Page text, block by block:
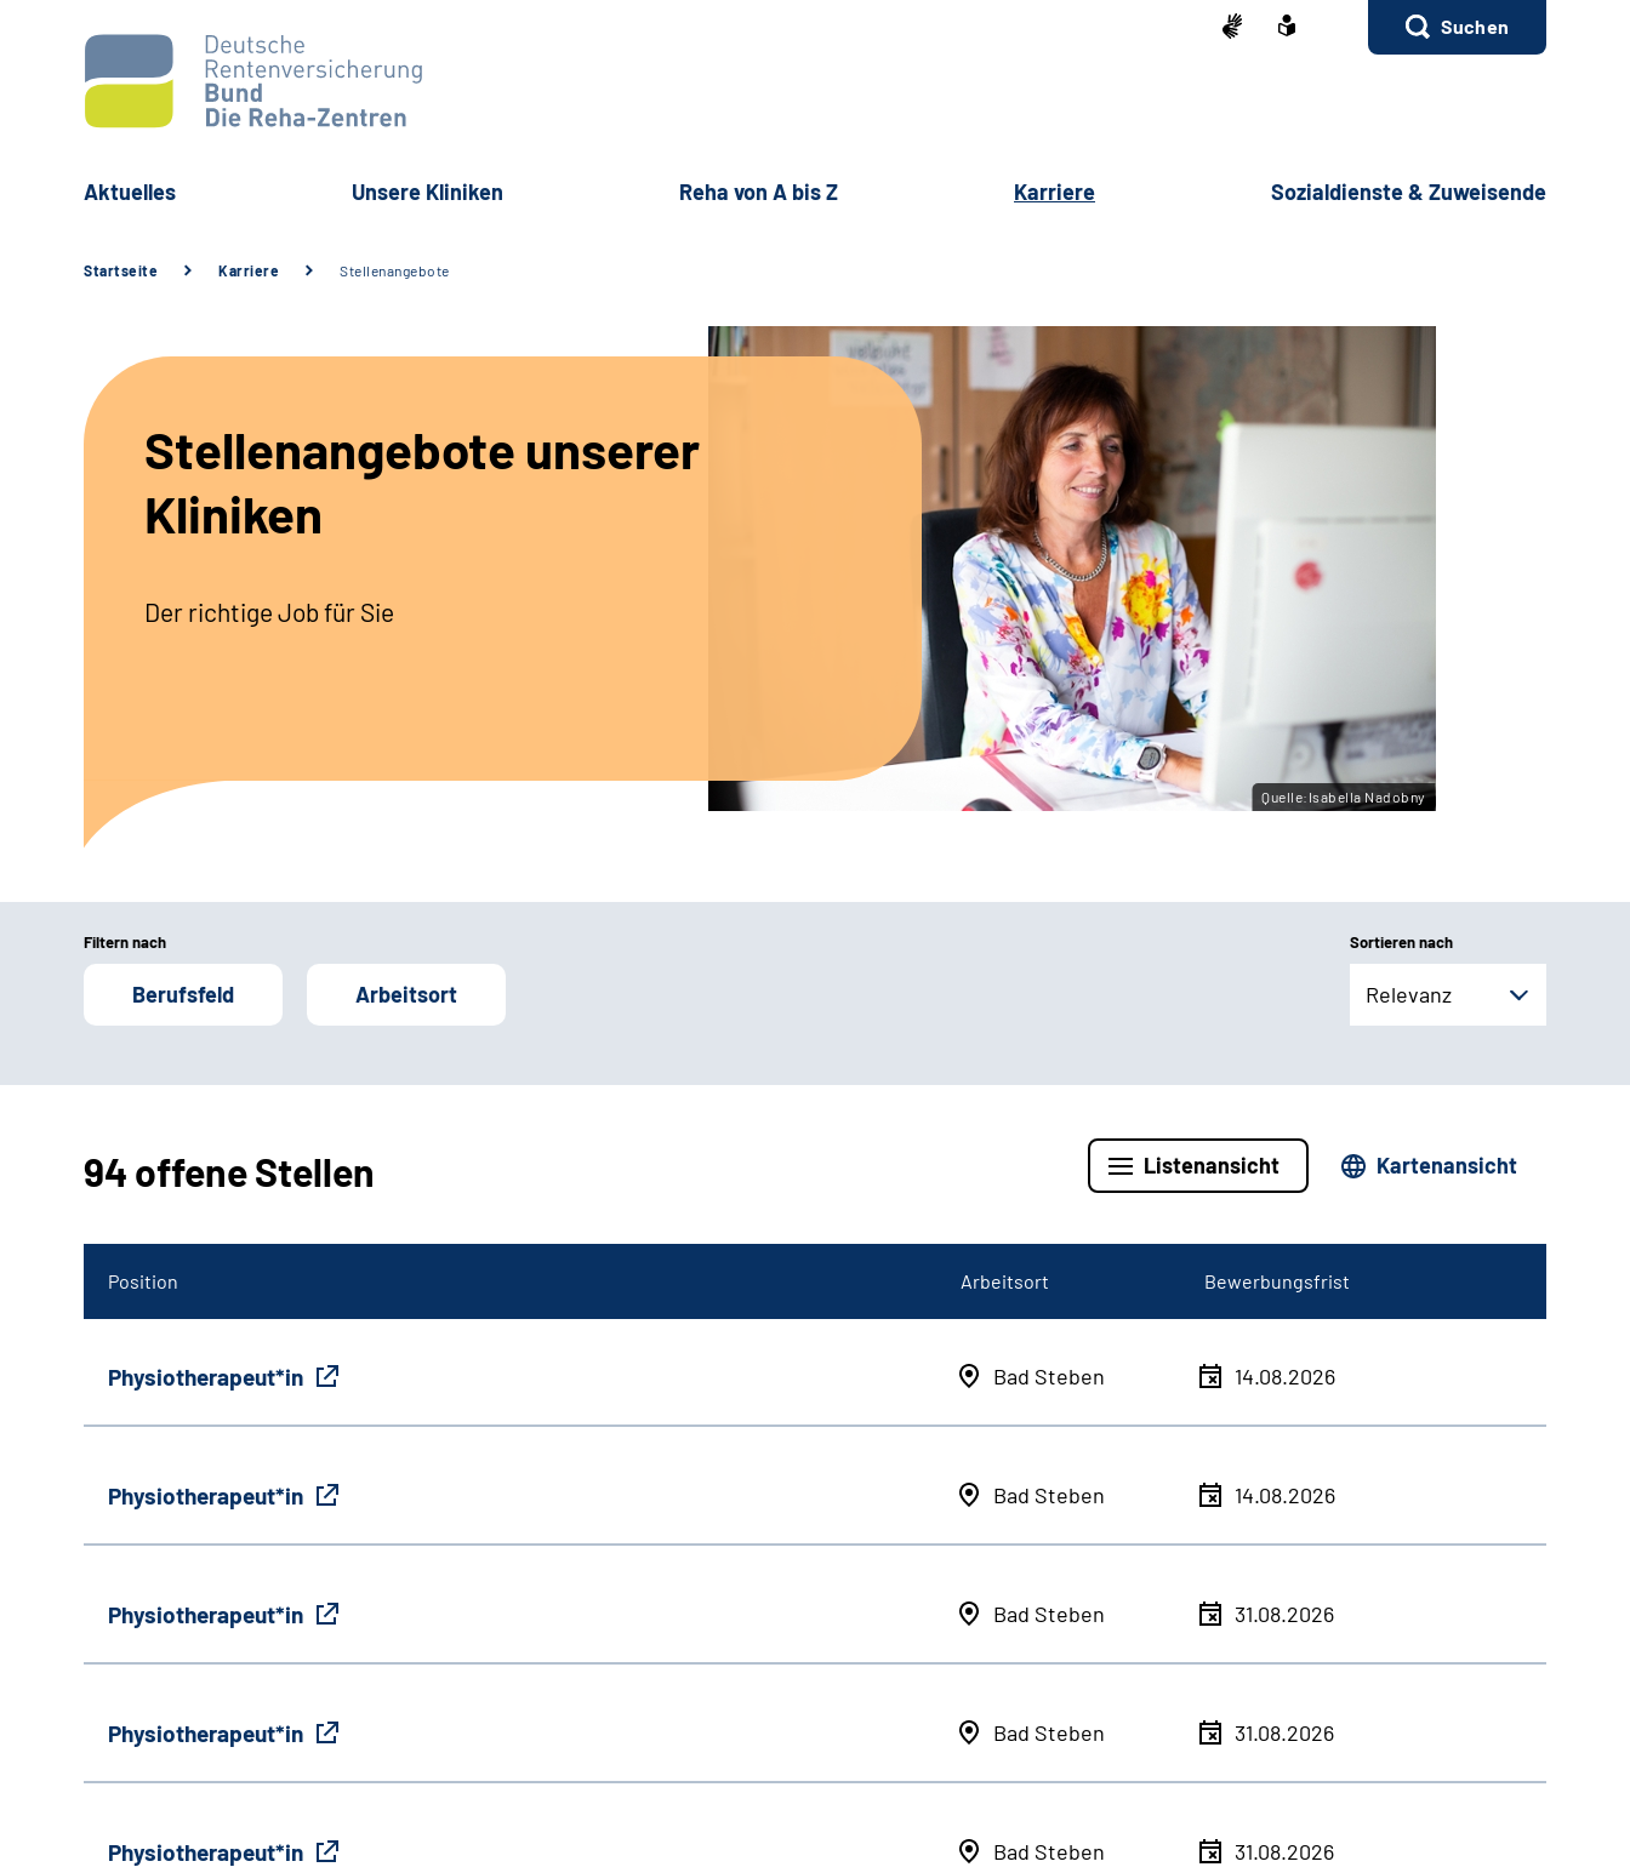
Suchen
Aktuelles Unsere Kliniken Reha von A bis Z Karriere Sozialdienste & Zuweisende
Startseite Karriere Stellenangebote
Stellenangebote unserer
Kliniken
Der richtige Job für Sie
Quelle:Isabella Nadobny
Filtern nach
Berufsfeld Arbeitsort
Sortieren nach
Relevanz
94 offene Stellen Listenansicht Kartenansicht
Position Arbeitsort Bewerbungsfrist
Physiotherapeut*in Bad Steben 14.08.2026
Physiotherapeut*in Bad Steben 14.08.2026
Physiotherapeut*in Bad Steben 31.08.2026
Physiotherapeut*in Bad Steben 31.08.2026
Physiotherapeut*in Bad Steben 31.08.2026